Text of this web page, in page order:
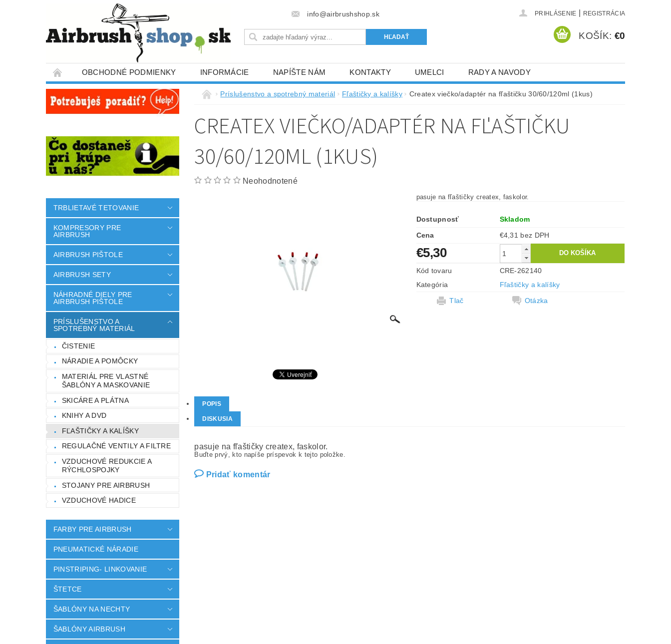
info@airbrushshop.sk PRIHLÁSENIE REGISTRÁCIA
KOŠÍK: €0
OBCHODNÉ PODMIENKY INFORMÁCIE NAPÍŠTE NÁM KONTAKTY UMELCI RADY A NAVODY
TRBLIETAVÉ TETOVANIE
KOMPRESORY PRE
AIRBRUSH
AIRBRUSH PIŠTOLE
AIRBRUSH SETY
NÁHRADNÉ DIELY PRE
AIRBRUSH PIŠTOLE
PRÍSLUŠENSTVO A
SPOTREBNÝ MATERIÁL
ČISTENIE
NÁRADIE A POMÔCKY
MATERIÁL PRE VLASTNÉ
ŠABLÓNY A MASKOVANIE
SKICÁRE A PLÁTNA
KNIHY A DVD
FĽAŠTIČKY A KALÍŠKY
REGULAČNÉ VENTILY A FILTRE
VZDUCHOVÉ REDUKCIE A
RÝCHLOSPOJKY
STOJANY PRE AIRBRUSH
VZDUCHOVÉ HADICE
FARBY PRE AIRBRUSH
PNEUMATICKÉ NÁRADIE
PINSTRIPING- LINKOVANIE
ŠTETCE
ŠABLÓNY NA NECHTY
ŠABLÓNY AIRBRUSH
Príslušenstvo a spotrebný materiál Fľaštičky a kalíšky Createx viečko/adaptér na fľaštičku 30/60/120ml (1kus)
CREATEX VIEČKO/ADAPTÉR NA FĽAŠTIČKU
30/60/120ML (1KUS)
Neohodnotené
pasuje na fľaštičky createx, faskolor.
Dostupnosť
Skladom
Cena
€4,31 bez DPH
€5,30
Kód tovaru
CRE-262140
Kategória
Fľaštičky a kalíšky
Tlač
Otázka
POPIS
DISKUSIA
pasuje na fľaštičky createx, faskolor.
Buďte prvý, kto napíše príspevok k tejto položke.
Pridať komentár